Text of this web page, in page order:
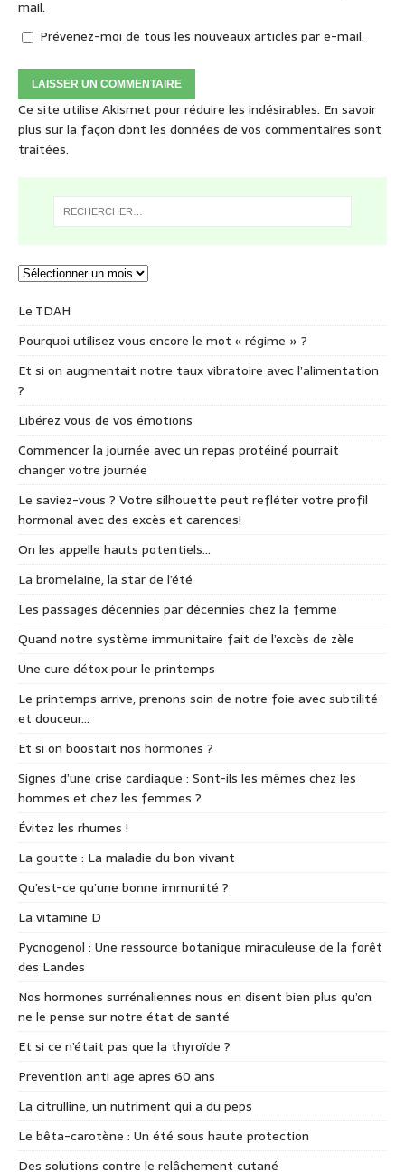
mail.
Prévenez-moi de tous les nouveaux articles par e-mail.
Ce site utilise Akismet pour réduire les indésirables. En savoir
plus sur la façon dont les données de vos commentaires sont
traitées.
Le TDAH
Pourquoi utilisez vous encore le mot « régime » ?
Et si on augmentait notre taux vibratoire avec l’alimentation
?
Libérez vous de vos émotions
Commencer la journée avec un repas protéiné pourrait
changer votre journée
Le saviez-vous ? Votre silhouette peut refléter votre profil
hormonal avec des excès et carences!
On les appelle hauts potentiels…
La bromelaine, la star de l’été
Les passages décennies par décennies chez la femme
Quand notre système immunitaire fait de l’excès de zèle
Une cure détox pour le printemps
Le printemps arrive, prenons soin de notre foie avec subtilité
et douceur…
Et si on boostait nos hormones ?
Signes d’une crise cardiaque : Sont-ils les mêmes chez les
hommes et chez les femmes ?
Évitez les rhumes !
La goutte : La maladie du bon vivant
Qu’est-ce qu’une bonne immunité ?
La vitamine D
Pycnogenol : Une ressource botanique miraculeuse de la forêt
des Landes
Nos hormones surrénaliennes nous en disent bien plus qu’on
ne le pense sur notre état de santé
Et si ce n’était pas que la thyroïde ?
Prevention anti age apres 60 ans
La citrulline, un nutriment qui a du peps
Le bêta-carotène : Un été sous haute protection
Des solutions contre le relâchement cutané